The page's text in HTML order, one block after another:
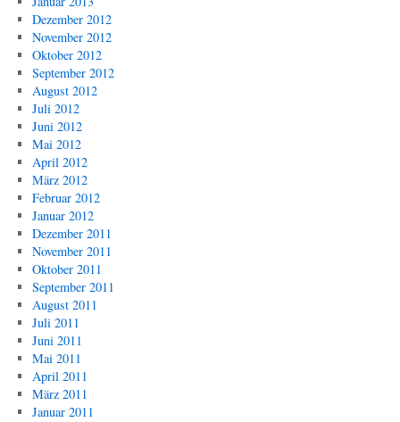
Dezember 2012
November 2012
Oktober 2012
September 2012
August 2012
Juli 2012
Juni 2012
Mai 2012
April 2012
März 2012
Februar 2012
Januar 2012
Dezember 2011
November 2011
Oktober 2011
September 2011
August 2011
Juli 2011
Juni 2011
Mai 2011
April 2011
März 2011
Januar 2011